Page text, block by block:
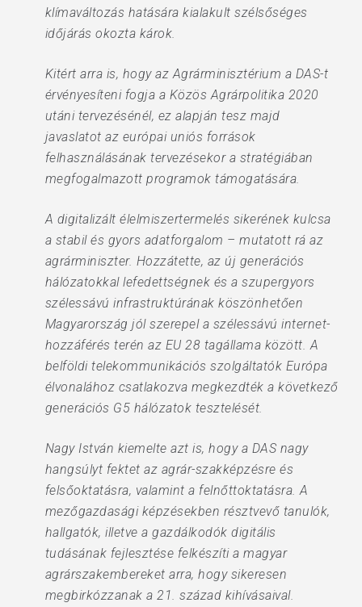
klímaváltozás hatására kialakult szélsőséges
időjárás okozta károk.
Kitért arra is, hogy az Agrárminisztérium a DAS-t
érvényesíteni fogja a Közös Agrárpolitika 2020
utáni tervezésénél, ez alapján tesz majd
javaslatot az európai uniós források
felhasználásának tervezésekor a stratégiában
megfogalmazott programok támogatására.
A digitalizált élelmiszertermelés sikerének kulcsa
a stabil és gyors adatforgalom – mutatott rá az
agrárminiszter. Hozzátette, az új generációs
hálózatokkal lefedettségnek és a szupergyors
szélessávú infrastruktúrának köszönhetően
Magyarország jól szerepel a szélessávú internet-
hozzáférés terén az EU 28 tagállama között. A
belföldi telekommunikációs szolgáltatók Európa
élvonalához csatlakozva megkezdték a következő
generációs G5 hálózatok tesztelését.
Nagy István kiemelte azt is, hogy a DAS nagy
hangsúlyt fektet az agrár-szakképzésre és
felsőoktatásra, valamint a felnőttoktatásra. A
mezőgazdasági képzésekben résztvevő tanulók,
hallgatók, illetve a gazdálkodók digitális
tudásának fejlesztése felkészíti a magyar
agrárszakembereket arra, hogy sikeresen
megbirkózzanak a 21. század kihívásaival.